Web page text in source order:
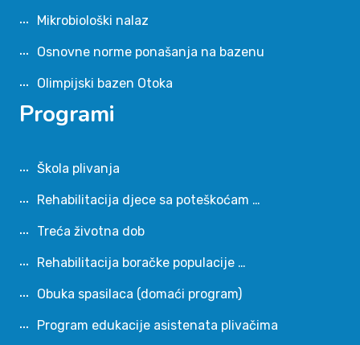
Mikrobiološki nalaz
Osnovne norme ponašanja na bazenu
Olimpijski bazen Otoka
Programi
Škola plivanja
Rehabilitacija djece sa poteškoćam …
Treća životna dob
Rehabilitacija boračke populacije …
Obuka spasilaca (domaći program)
Program edukacije asistenata plivačima